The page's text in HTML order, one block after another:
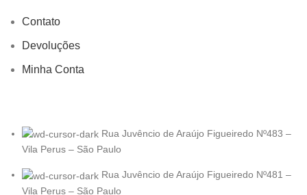
Contato
Devoluções
Minha Conta
Rua Juvêncio de Araújo Figueiredo Nº483 –
Vila Perus – São Paulo
Rua Juvêncio de Araújo Figueiredo Nº481 –
Vila Perus – São Paulo